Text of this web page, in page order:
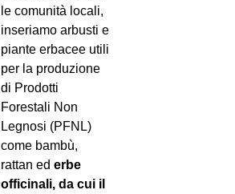
le comunità locali,
inseriamo arbusti e
piante erbacee utili
per la produzione
di Prodotti
Forestali Non
Legnosi (PFNL)
come bambù,
rattan ed erbe
officinali, da cui il